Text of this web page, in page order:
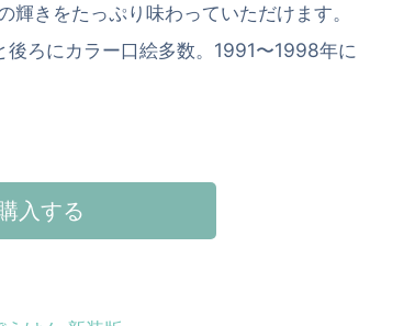
きをたっぷり味わっていただけます。
ろにカラー口絵多数。1991〜1998年に
入する